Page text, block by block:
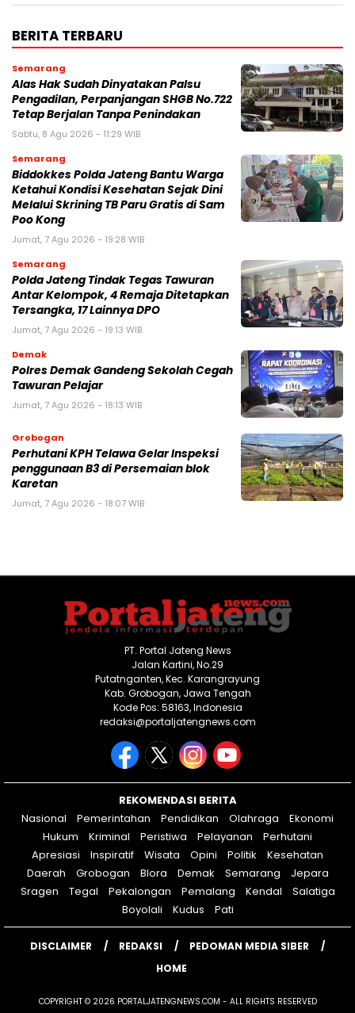
BERITA TERBARU
Semarang
Alas Hak Sudah Dinyatakan Palsu
Pengadilan, Perpanjangan SHGB No.722
Tetap Berjalan Tanpa Penindakan
Sabtu, 8 Agu 2026 - 11:29 WIB
Semarang
Biddokkes Polda Jateng Bantu Warga
Ketahui Kondisi Kesehatan Sejak Dini
Melalui Skrining TB Paru Gratis di Sam
Poo Kong
Jumat, 7 Agu 2026 - 19:28 WIB
Semarang
Polda Jateng Tindak Tegas Tawuran
Antar Kelompok, 4 Remaja Ditetapkan
Tersangka, 17 Lainnya DPO
Jumat, 7 Agu 2026 - 19:13 WIB
Demak
Polres Demak Gandeng Sekolah Cegah
Tawuran Pelajar
Jumat, 7 Agu 2026 - 18:13 WIB
Grobogan
Perhutani KPH Telawa Gelar Inspeksi
penggunaan B3 di Persemaian blok
Karetan
Jumat, 7 Agu 2026 - 18:07 WIB
PT. Portal Jateng News
Jalan Kartini, No.29
Putatnganten, Kec. Karangrayung
Kab. Grobogan, Jawa Tengah
Kode Pos: 58163, Indonesia
redaksi@portaljatengnews.com
REKOMENDASI BERITA
Nasional
Pemerintahan Pendidikan Olahraga
Ekonomi
Hukum
Kriminal Peristiwa Pelayanan
Perhutani
Apresiasi
Inspiratif Wisata Opini Politik
Kesehatan
Daerah
Grobogan Blora Demak Semarang
Jepara
Sragen
Tegal Pekalongan Pemalang Kendal
Salatiga
Boyolali
Kudus Pati
DISCLAIMER REDAKSI
PEDOMAN MEDIA SIBER
HOME
COPYRIGHT © 2026 PORTALJATENGNEWS.COM - ALL RIGHTS RESERVED